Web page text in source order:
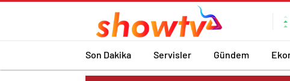
Son Dakika Servisler Gündem